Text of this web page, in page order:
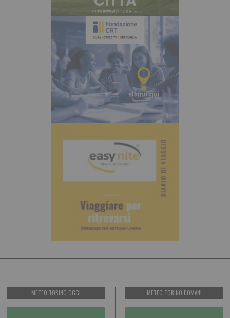
METEO TORINO OGGI METEO TORINO DOMANI